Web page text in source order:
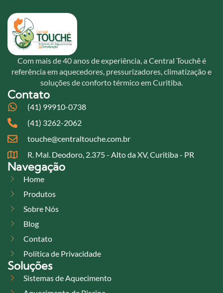
Com mais de 40 anos de experiência, a Central Touchê é
referência em aquecedores, pressurizadores, climatização e
soluções de conforto térmico em Curitiba.
Contato
(41) 99910-0738
(41) 3262-2062
touche@centraltouche.com.br
R. Mal. Deodoro, 2.375 - Alto da XV, Curitiba - PR
Navegação
Home
Produtos
Sobre Nós
Blog
Contato
Política de Privacidade
Soluções
Sistemas de Aquecimento